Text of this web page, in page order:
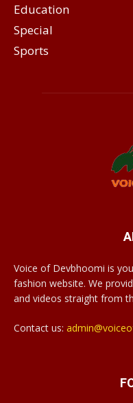
Education
Special
Sports
Voice of Devbhoomi is
fashion website. We
and videos straight from
Contact us: